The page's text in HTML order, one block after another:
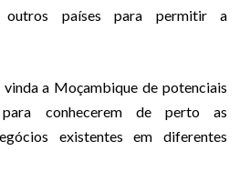
outros países para permitir a
a Moçambique de potenciais
conhecerem de perto as
existentes em diferentes